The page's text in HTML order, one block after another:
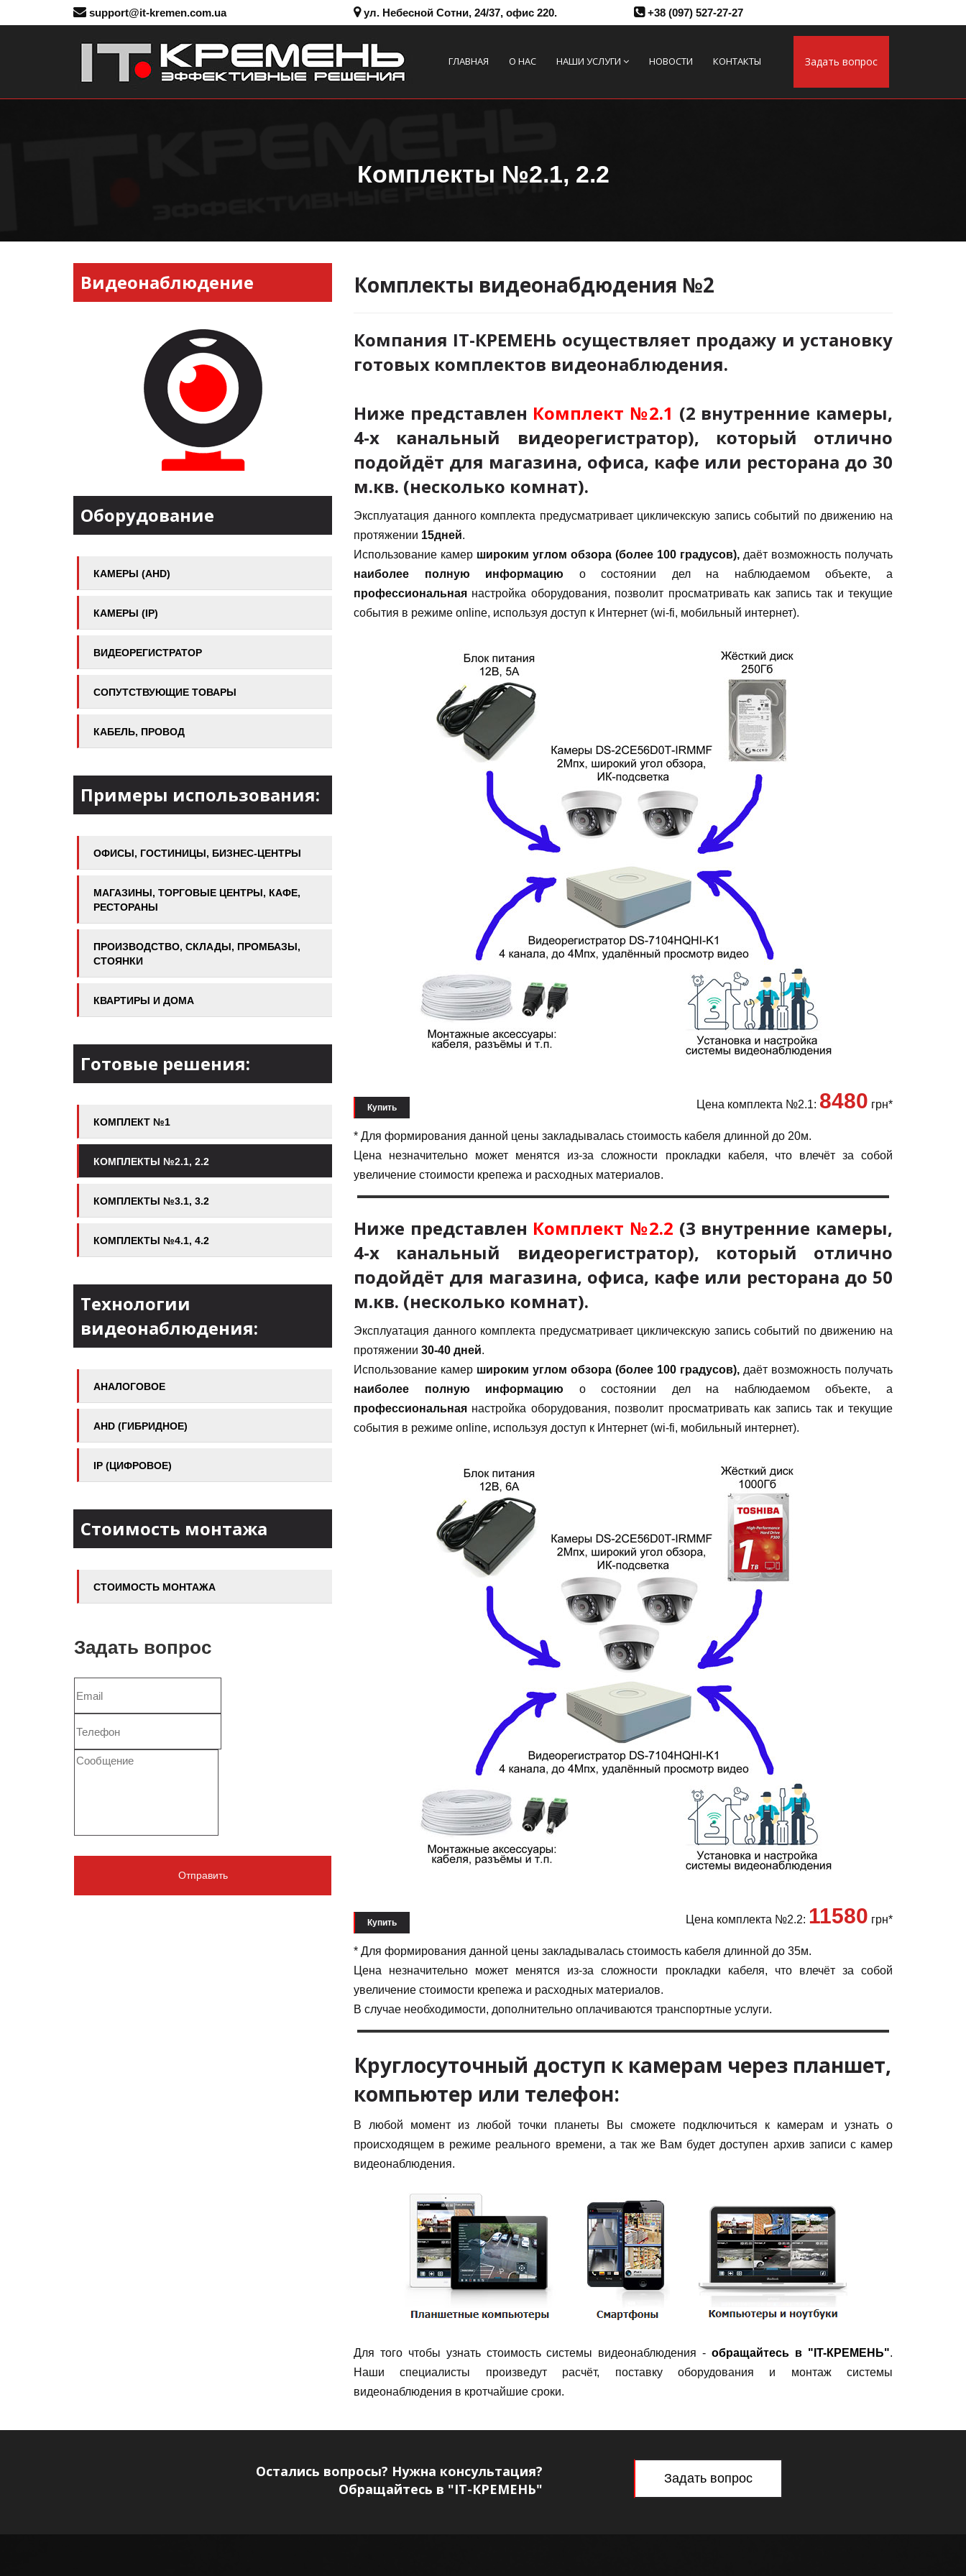
support@it-kremen.com.ua ул. Небесной Сотни, 24/37, офис 220. +38 (097) 527-27-27
ГЛАВНАЯ О НАС НАШИ УСЛУГИ НОВОСТИ КОНТАКТЫ Задать вопрос
Комплекты №2.1, 2.2
Комплекты видеонабдюдения №2
Компания IT-КРЕМЕНЬ осуществляет продажу и установку
готовых комплектов видеонаблюдения.
Ниже представлен Комплект №2.1 (2 внутренние камеры,
4-х канальный видеорегистратор), который отлично
подойдёт для магазина, офиса, кафе или ресторана до 30
м.кв. (несколько комнат).
Эксплуатация данного комплекта предусматривает цикличекскую запись событий по движению на
протяжении 15дней.
Использование камер широким углом обзора (более 100 градусов), даёт возможность получать
наиболее полную информацию о состоянии дел на наблюдаемом объекте, а
профессиональная настройка оборудования, позволит просматривать как запись так и текущие
события в режиме online, используя доступ к Интернет (wi-fi, мобильный интернет).
Купить Цена комплекта №2.1: 8480 грн*
* Для формирования данной цены закладывалась стоимость кабеля длинной до 20м.
Цена незначительно может менятся из-за сложности прокладки кабеля, что влечёт за собой
увеличение стоимости крепежа и расходных материалов.
Ниже представлен Комплект №2.2 (3 внутренние камеры,
4-х канальный видеорегистратор), который отлично
подойдёт для магазина, офиса, кафе или ресторана до 50
м.кв. (несколько комнат).
Эксплуатация данного комплекта предусматривает цикличекскую запись событий по движению на
протяжении 30-40 дней.
Использование камер широким углом обзора (более 100 градусов), даёт возможность получать
наиболее полную информацию о состоянии дел на наблюдаемом объекте, а
профессиональная настройка оборудования, позволит просматривать как запись так и текущие
события в режиме online, используя доступ к Интернет (wi-fi, мобильный интернет).
Купить Цена комплекта №2.2: 11580 грн*
* Для формирования данной цены закладывалась стоимость кабеля длинной до 35м.
Цена незначительно может менятся из-за сложности прокладки кабеля, что влечёт за собой
увеличение стоимости крепежа и расходных материалов.
В случае необходимости, дополнительно оплачиваются транспортные услуги.
Круглосуточный доступ к камерам через планшет,
компьютер или телефон:
В любой момент из любой точки планеты Вы сможете подключиться к камерам и узнать о
происходящем в режиме реального времени, а так же Вам будет доступен архив записи с камер
видеонаблюдения.
Для того чтобы узнать стоимость системы видеонаблюдения -обращайтесь в "IT-КРЕМЕНЬ".
Наши специалисты произведут расчёт, поставку оборудования и монтаж системы
видеонаблюдения в кротчайшие сроки.
Видеонаблюдение
Оборудование
КАМЕРЫ (AHD)
КАМЕРЫ (IP)
ВИДЕОРЕГИСТРАТОР
СОПУТСТВУЮЩИЕ ТОВАРЫ
КАБЕЛЬ, ПРОВОД
Примеры использования:
ОФИСЫ, ГОСТИНИЦЫ, БИЗНЕС-ЦЕНТРЫ
МАГАЗИНЫ, ТОРГОВЫЕ ЦЕНТРЫ, КАФЕ,
РЕСТОРАНЫ
ПРОИЗВОДСТВО, СКЛАДЫ, ПРОМБАЗЫ,
СТОЯНКИ
КВАРТИРЫ И ДОМА
Готовые решения:
КОМПЛЕКТ №1
КОМПЛЕКТЫ №2.1, 2.2
КОМПЛЕКТЫ №3.1, 3.2
КОМПЛЕКТЫ №4.1, 4.2
Технологии
видеонаблюдения:
АНАЛОГОВОЕ
AHD (ГИБРИДНОЕ)
IP (ЦИФРОВОЕ)
Стоимость монтажа
СТОИМОСТЬ МОНТАЖА
Задать вопрос
Остались вопросы? Нужна консультация?
Обращайтесь в "IT-КРЕМЕНЬ"
Задать вопрос